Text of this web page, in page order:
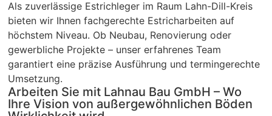
Als zuverlässige Estrichleger im Raum Lahn-Dill-Kreis
bieten wir Ihnen fachgerechte Estricharbeiten auf
höchstem Niveau. Ob Neubau, Renovierung oder
gewerbliche Projekte – unser erfahrenes Team
garantiert eine präzise Ausführung und termingerechte
Umsetzung.
Arbeiten Sie mit Lahnau Bau GmbH – Wo
Ihre Vision von außergewöhnlichen Böden